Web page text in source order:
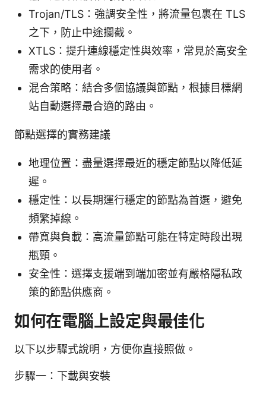
Trojan/TLS：強調安全性，將流量包裹在 TLS
之下，防止中途攔截。
XTLS：提升連線穩定性與效率，常見於高安全
需求的使用者。
混合策略：結合多個協議與節點，根據目標網
站自動選擇最合適的路由。
節點選擇的實務建議
地理位置：盡量選擇最近的穩定節點以降低延
遲。
穩定性：以長期運行穩定的節點為首選，避免
頻繁掉線。
帶寬與負載：高流量節點可能在特定時段出現
瓶頸。
安全性：選擇支援端到端加密並有嚴格隱私政
策的節點供應商。
如何在電腦上設定與最佳化
以下以步驟式說明，方便你直接照做。
步驟一：下載與安裝